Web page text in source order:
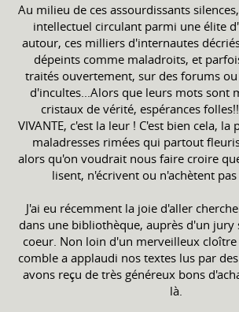
Au milieu de ces assourdissants
intellectuel circulant parmi une élite
autour, ces milliers d'internautes
dépeints comme maladroits, et
traités ouvertement, sur des forums ou
d'incultes...Alors que leurs mots sont
cristaux de vérité, espérances
VIVANTE, c'est la leur ! C'est bien cela, la
maladresses rimées qui partout
alors qu'on voudrait nous faire croire
lisent, n'écrivent ou n'achètent pas
J'ai eu récemment la joie d'aller
dans une bibliothèque, auprès d'un jury
coeur. Non loin d'un merveilleux
comble a applaudi nos textes lus par
avons reçu de très généreux bons
là.